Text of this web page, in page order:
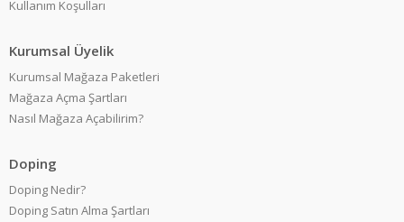
Kullanım Koşulları
Kurumsal Üyelik
Kurumsal Mağaza Paketleri
Mağaza Açma Şartları
Nasıl Mağaza Açabilirim?
Doping
Doping Nedir?
Doping Satın Alma Şartları